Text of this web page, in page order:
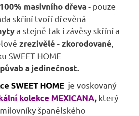
100% masivního dřeva- pouze
skříní tvoří dřevěná
a stejně tak i závěsy skříní a
zrezivělé - zkorodované,
SWEET HOME
půvab a jedinečnost.
SWEET HOME je voskovaný
kolekce MEXICANA, který
španělského